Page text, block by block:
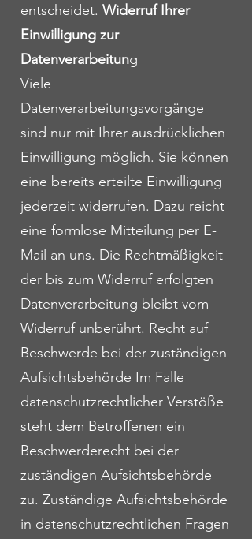
entscheidet. Widerruf Ihrer
Einwilligung zur
Datenverarbeitung
Viele
Datenverarbeitungsvorgänge
sind nur mit Ihrer ausdrücklichen
Einwilligung möglich. Sie können
eine bereits erteilte Einwilligung
jederzeit widerrufen. Dazu reicht
eine formlose Mitteilung per E-
Mail an uns. Die Rechtmäßigkeit
der bis zum Widerruf erfolgten
Datenverarbeitung bleibt vom
Widerruf unberührt. Recht auf
Beschwerde bei der zuständigen
Aufsichtsbehörde Im Falle
datenschutzrechtlicher Verstöße
steht dem Betroffenen ein
Beschwerderecht bei der
zuständigen Aufsichtsbehörde
zu. Zuständige Aufsichtsbehörde
in datenschutzrechtlichen Fragen